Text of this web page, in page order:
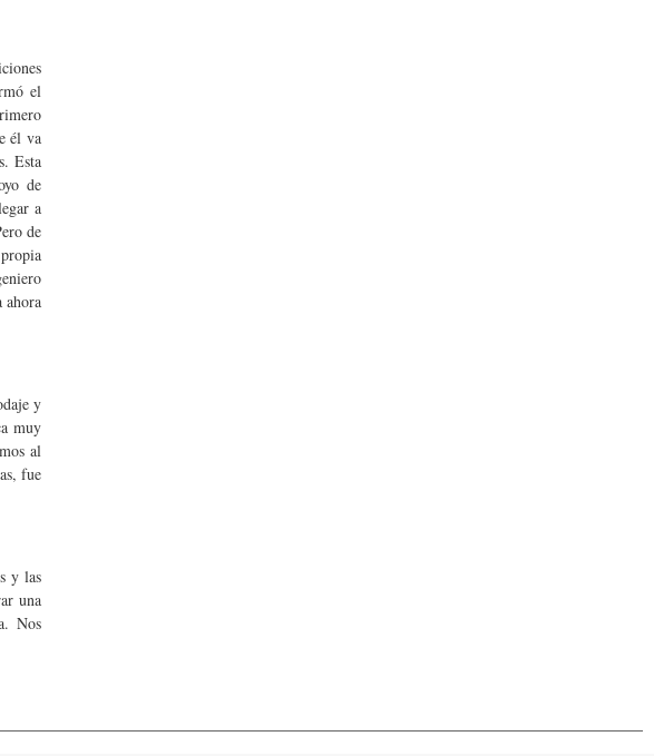
el
él va
Esta
de
a
de
ahora
y
muy
al
fue
y las
una
Nos